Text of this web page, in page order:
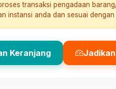
transaksi pengadaan
instansi anda dan sesuai
Keranjang